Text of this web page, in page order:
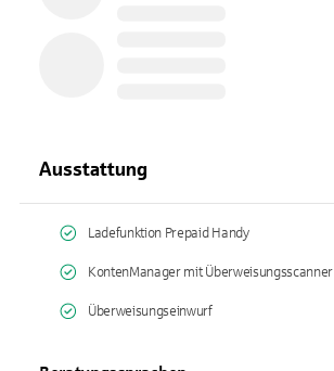
Ausstattung
Ladefunktion Prepaid Handy
KontenManager mit Überweisungsscanner
Überweisungseinwurf